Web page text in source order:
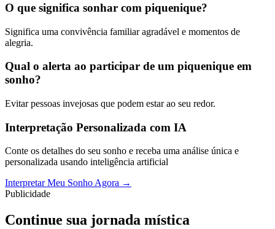
O que significa sonhar com piquenique?
Significa uma convivência familiar agradável e momentos de
alegria.
Qual o alerta ao participar de um piquenique em
sonho?
Evitar pessoas invejosas que podem estar ao seu redor.
Interpretação Personalizada com IA
Conte os detalhes do seu sonho e receba uma análise única e
personalizada usando inteligência artificial
Interpretar Meu Sonho Agora →
Publicidade
Continue sua jornada mística